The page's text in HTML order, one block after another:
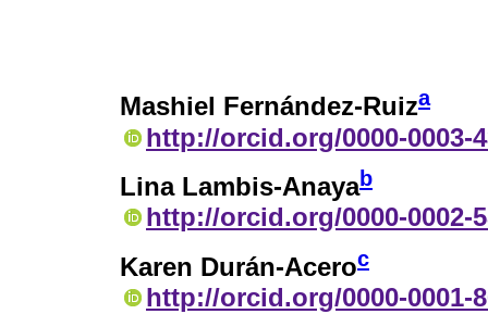
Mashiel Fernández-Ruiza
http://orcid.org/0000-0003-
Lina Lambis-Anayab
http://orcid.org/0000-0002-
Karen Durán-Aceroc
http://orcid.org/0000-0001-